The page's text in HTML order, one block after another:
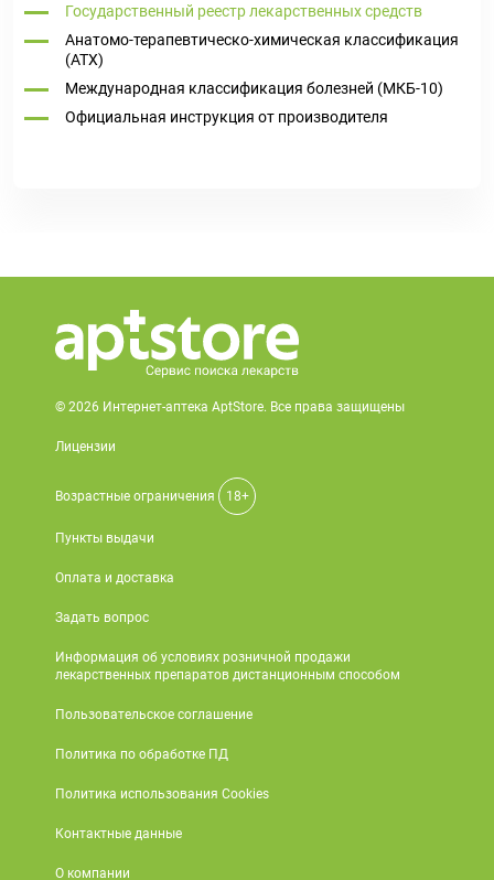
Государственный реестр лекарственных средств
Анатомо-терапевтическо-химическая классификация
(ATX)
Международная классификация болезней (МКБ-10)
Официальная инструкция от производителя
© 2026 Интернет-аптека AptStore. Все права защищены
Лицензии
Возрастные ограничения 18+
Пункты выдачи
Оплата и доставка
Задать вопрос
Информация об условиях розничной продажи
лекарственных препаратов дистанционным способом
Пользовательское соглашение
Политика по обработке ПД
Политика использования Cookies
Контактные данные
О компании